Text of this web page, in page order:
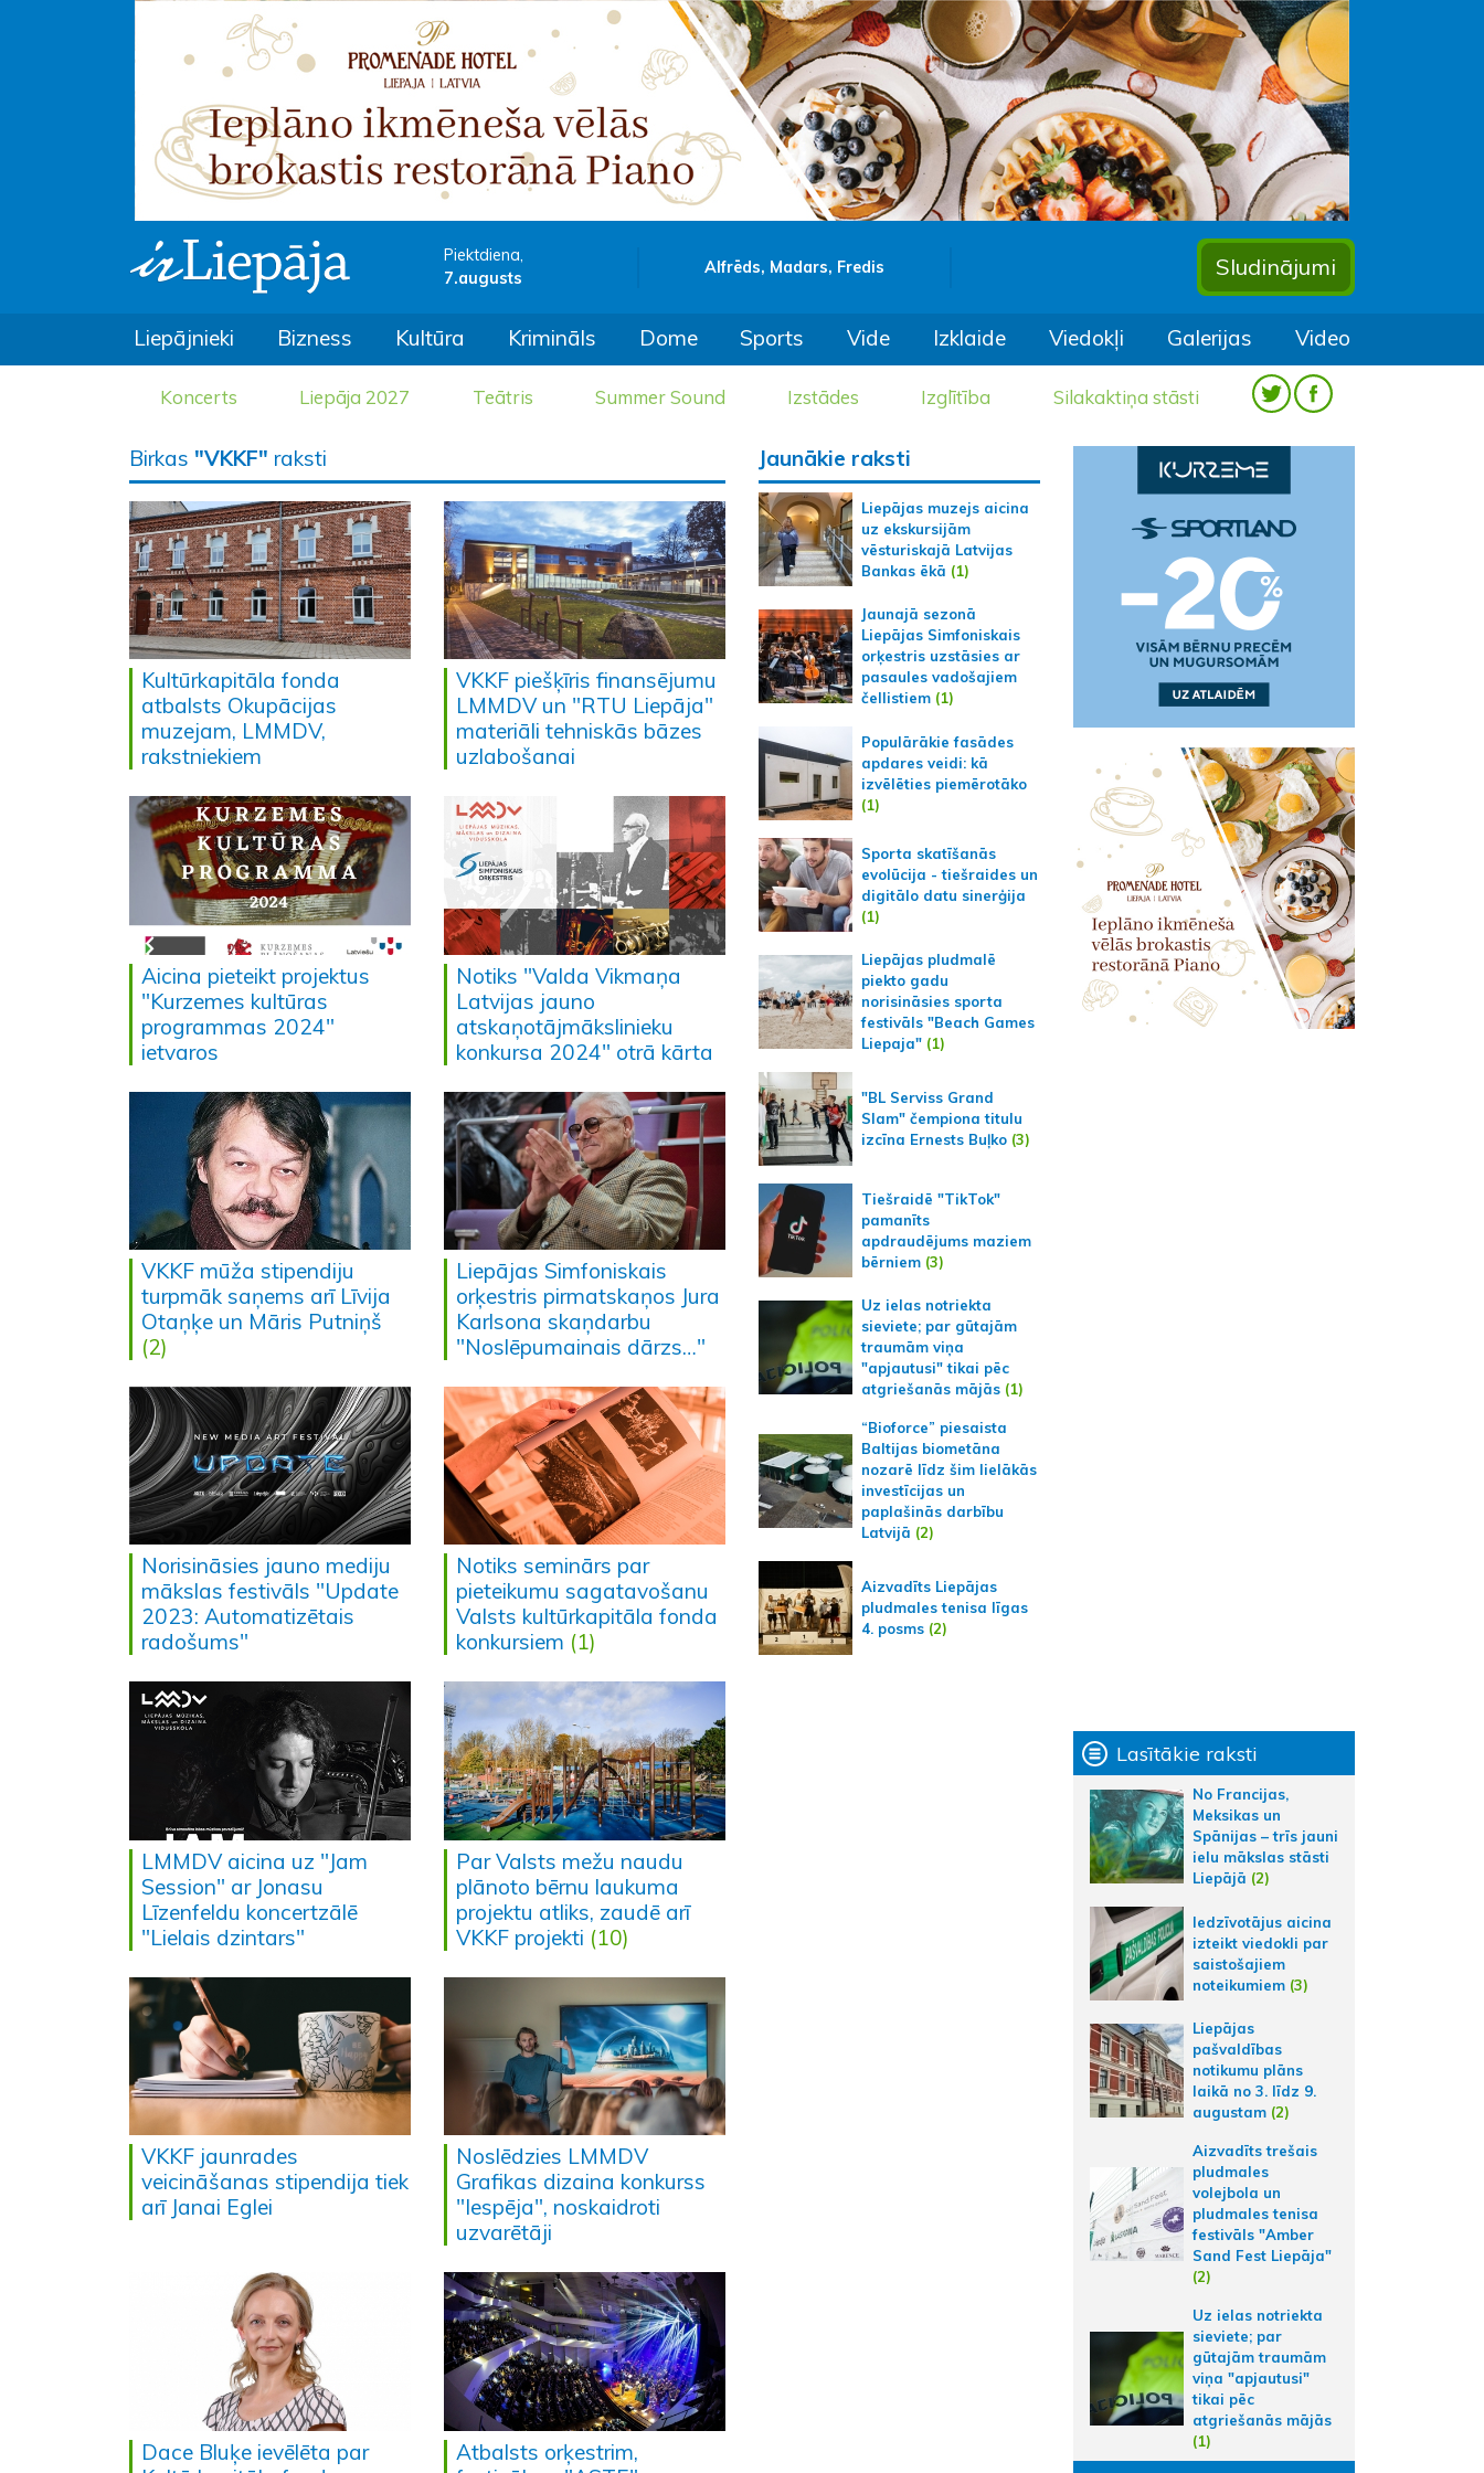
Piektdiena,
7.augusts
Alfrēds, Madars, Fredis Sludinājumi
Liepājnieki Bizness Kultūra Krimināls Dome Sports Vide Izklaide Viedokļi Galerijas Video
Koncerts Liepāja 2027 Teātris Summer Sound Izstādes Izglītība Silakaktiņa stāsti
Birkas "VKKF" raksti
Kultūrkapitāla fonda
atbalsts Okupācijas
muzejam, LMMDV,
rakstniekiem
VKKF piešķīris finansējumu
LMMDV un "RTU Liepāja"
materiāli tehniskās bāzes
uzlabošanai
Aicina pieteikt projektus
"Kurzemes kultūras
programmas 2024"
ietvaros
Notiks "Valda Vikmaņa
Latvijas jauno
atskaņotājmākslinieku
konkursa 2024" otrā kārta
VKKF mūža stipendiju
turpmāk saņems arī Līvija
Otaņķe un Māris Putniņš
(2)
Liepājas Simfoniskais
orķestris pirmatskaņos Jura
Karlsona skaņdarbu
"Noslēpumainais dārzs…"
Norisināsies jauno mediju
mākslas festivāls "Update
2023: Automatizētais
radošums"
Notiks seminārs par
pieteikumu sagatavošanu
Valsts kultūrkapitāla fonda
konkursiem (1)
LMMDV aicina uz "Jam
Session" ar Jonasu
Līzenfeldu koncertzālē
"Lielais dzintars"
Par Valsts mežu naudu
plānoto bērnu laukuma
projektu atliks, zaudē arī
VKKF projekti (10)
VKKF jaunrades
veicināšanas stipendija tiek
arī Janai Eglei
Noslēdzies LMMDV
Grafikas dizaina konkurss
"Iespēja", noskaidroti
uzvarētāji
Dace Bluķe ievēlēta par
Atbalsts orķestrim,
Jaunākie raksti
Liepājas muzejs aicina
uz ekskursijām
vēsturiskajā Latvijas
Bankas ēkā (1)
Jaunajā sezonā
Liepājas Simfoniskais
orķestris uzstāsies ar
pasaules vadošajiem
čellistiem (1)
Populārākie fasādes
apdares veidi: kā
izvēlēties piemērotāko
(1)
Sporta skatīšanās
evolūcija - tiešraides un
digitālo datu sinerģija
(1)
Liepājas pludmalē
piekto gadu
norisināsies sporta
festivāls "Beach Games
Liepaja" (1)
"BL Serviss Grand
Slam" čempiona titulu
izcīna Ernests Buļko (3)
Tiešraidē "TikTok"
pamanīts
apdraudējums maziem
bērniem (3)
Uz ielas notriekta
sieviete; par gūtajām
traumām viņa
"apjautusi" tikai pēc
atgriešanās mājās (1)
“Bioforce” piesaista
Baltijas biometāna
nozarē līdz šim lielākās
investīcijas un
paplašinās darbību
Latvijā (2)
Aizvadīts Liepājas
pludmales tenisa līgas
4. posms (2)
Lasītākie raksti
No Francijas,
Meksikas un
Spānijas – trīs jauni
ielu mākslas stāsti
Liepājā (2)
Iedzīvotājus aicina
izteikt viedokli par
saistošajiem
noteikumiem (3)
Liepājas
pašvaldības
notikumu plāns
laikā no 3. līdz 9.
augustam (2)
Aizvadīts trešais
pludmales
volejbola un
pludmales tenisa
festivāls "Amber
Sand Fest Liepāja"
(2)
Uz ielas notriekta
sieviete; par
gūtajām traumām
viņa "apjautusi"
tikai pēc
atgriešanās mājās
(1)